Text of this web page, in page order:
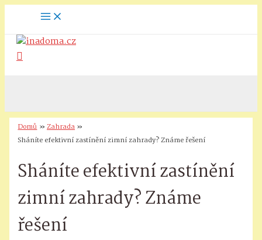
Přeskočit
obsah
Main
Menu
Hledat
Domů
Zahrada
Sháníte efektivní zastínění zimní zahrady? Známe řešení
Sháníte efektivní zastínění
zimní zahrady? Známe
řešení